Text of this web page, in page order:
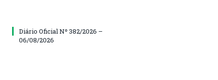
Diário Oficial Nº 382/2026 –
06/08/2026